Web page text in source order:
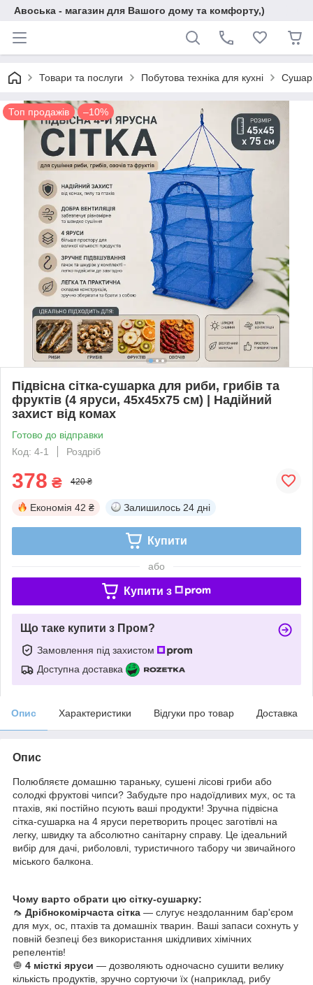
Авоська - магазин для Вашого дому та комфорту,)
Товари та послуги Побутова техніка для кухні
Топ продажів –10%
Підвісна сітка-сушарка для риби, грибів та
фруктів (4 яруси, 45х45х75 см) | Надійний
захист від комах
Готово до відправки
Код: 4-1
Роздріб
378 ₴ 420 ₴
Економія 42 ₴ Залишилось 24 дні
Купити
або
Купити з
Що таке купити з Пром?
Замовлення під захистом
Доступна доставка
Опис Характеристики Відгуки про товар Доставка
Опис
Полюбляєте домашню тараньку, сушені лісові гриби або
солодкі фруктові чипси? Забудьте про надоїдливих мух, ос та
птахів, які постійно псують ваші продукти! Зручна підвісна
сітка-сушарка на 4 яруси перетворить процес заготівлі на
легку, швидку та абсолютно санітарну справу. Це ідеальний
вибір для дачі, риболовлі, туристичного табору чи звичайного
міського балкона.
Чому варто обрати цю сітку-сушарку:
🦟 Дрібнокомірчаста сітка — слугує нездоланним бар'єром
для мух, ос, птахів та домашніх тварин. Ваші запаси сохнуть у
повній безпеці без використання шкідливих хімічних
репелентів!
🧅 4 місткі яруси — дозволяють одночасно сушити велику
кількість продуктів, зручно сортуючи їх (наприклад, рибу